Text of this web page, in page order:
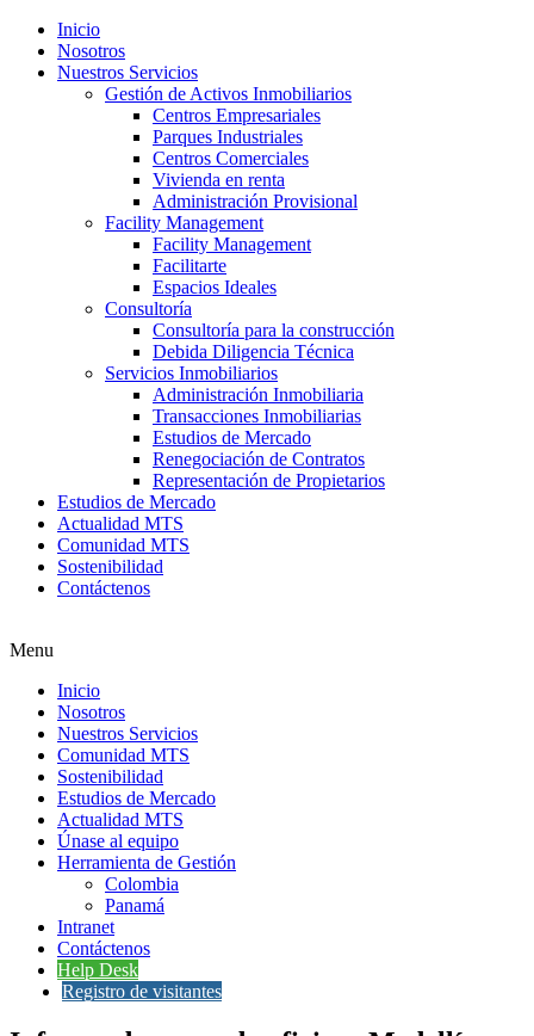
Inicio
Nosotros
Nuestros Servicios
Gestión de Activos Inmobiliarios
Centros Empresariales
Parques Industriales
Centros Comerciales
Vivienda en renta
Administración Provisional
Facility Management
Facility Management
Facilitarte
Espacios Ideales
Consultoría
Consultoría para la construcción
Debida Diligencia Técnica
Servicios Inmobiliarios
Administración Inmobiliaria
Transacciones Inmobiliarias
Estudios de Mercado
Renegociación de Contratos
Representación de Propietarios
Estudios de Mercado
Actualidad MTS
Comunidad MTS
Sostenibilidad
Contáctenos
Menu
Inicio
Nosotros
Nuestros Servicios
Comunidad MTS
Sostenibilidad
Estudios de Mercado
Actualidad MTS
Únase al equipo
Herramienta de Gestión
Colombia
Panamá
Intranet
Contáctenos
Help Desk
Registro de visitantes